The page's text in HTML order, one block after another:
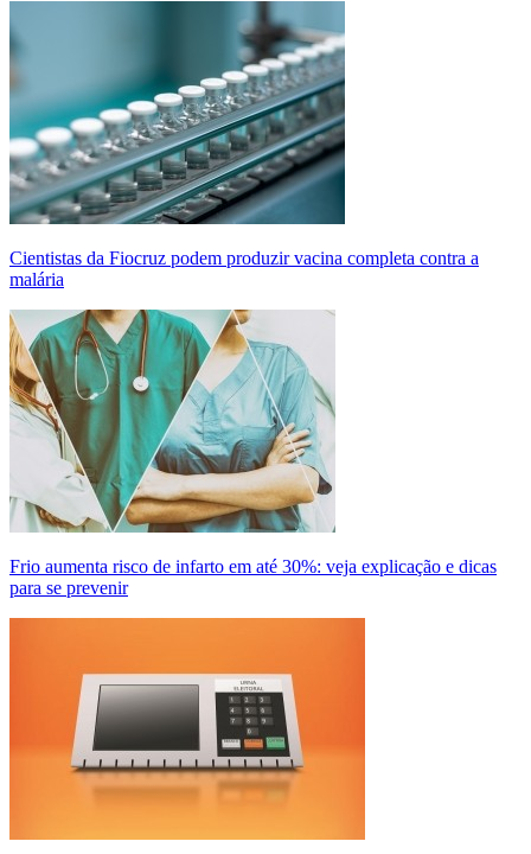
Cientistas da Fiocruz podem produzir vacina completa contra a
malária
Frio aumenta risco de infarto em até 30%: veja explicação e dicas
para se prevenir